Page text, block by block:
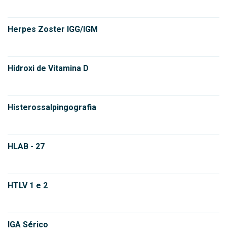
Herpes Zoster IGG/IGM
Hidroxi de Vitamina D
Histerossalpingografia
HLAB - 27
HTLV 1 e 2
IGA Sérico